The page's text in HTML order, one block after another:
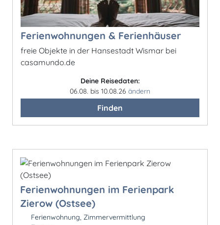
Ferienwohnungen & Ferienhäuser
freie Objekte in der Hansestadt Wismar bei
casamundo.de
Deine Reisedaten:
06.08. bis 10.08.26 ändern
Finden
Ferienwohnungen im Ferienpark
Zierow (Ostsee)
Ferienwohnung, Zimmervermittlung